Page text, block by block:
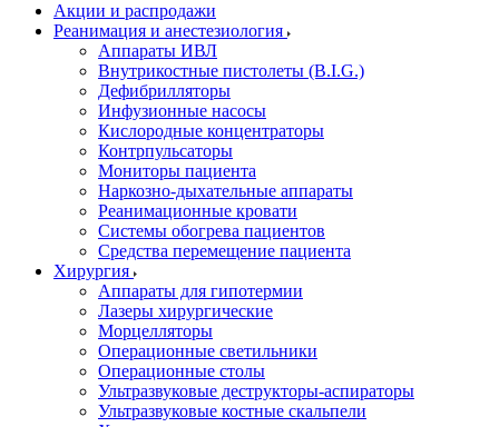
Акции и распродажи
Реанимация и анестезиология
Аппараты ИВЛ
Внутрикостные пистолеты (B.I.G.)
Дефибрилляторы
Инфузионные насосы
Кислородные концентраторы
Контрпульсаторы
Мониторы пациента
Наркозно-дыхательные аппараты
Реанимационные кровати
Системы обогрева пациентов
Средства перемещение пациента
Хирургия
Аппараты для гипотермии
Лазеры хирургические
Морцелляторы
Операционные светильники
Операционные столы
Ультразвуковые деструкторы-аспираторы
Ультразвуковые костные скальпели